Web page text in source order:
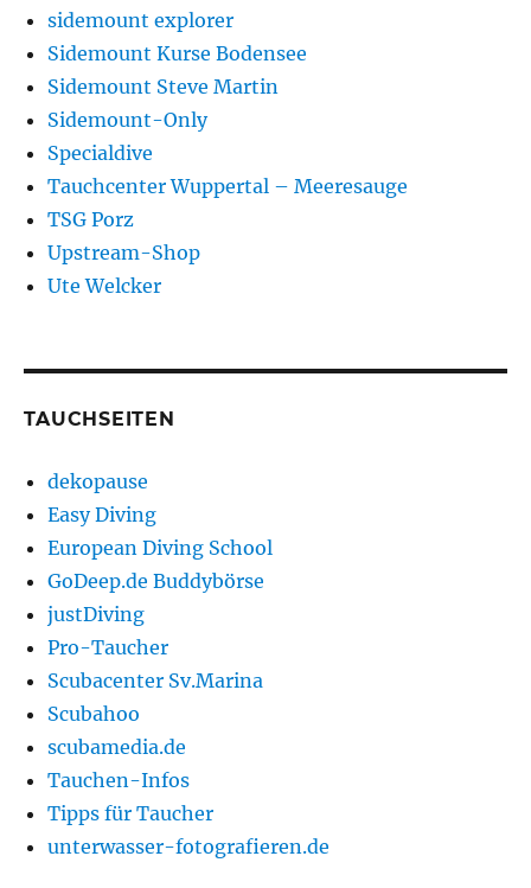
sidemount explorer
Sidemount Kurse Bodensee
Sidemount Steve Martin
Sidemount-Only
Specialdive
Tauchcenter Wuppertal – Meeresauge
TSG Porz
Upstream-Shop
Ute Welcker
TAUCHSEITEN
dekopause
Easy Diving
European Diving School
GoDeep.de Buddybörse
justDiving
Pro-Taucher
Scubacenter Sv.Marina
Scubahoo
scubamedia.de
Tauchen-Infos
Tipps für Taucher
unterwasser-fotografieren.de